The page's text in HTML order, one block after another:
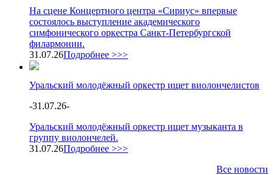
На сцене Концертного центра «Сириус» впервые
состоялось выступление академического
симфонического оркестра Санкт-Петербургской
филармонии.
31.07.26Подробнее >>>
Уральский молодёжный оркестр ищет виолончелистов
-31.07.26-
Уральский молодёжный оркестр ищет музыканта в
группу виолончелей.
31.07.26Подробнее >>>
Все новости